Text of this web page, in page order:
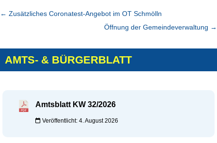
← Zusätzliches Coronatest-Angebot im OT Schmölln
Öffnung der Gemeindeverwaltung →
AMTS- & BÜRGERBLATT
Amtsblatt KW 32/2026
Veröffentlicht: 4. August 2026